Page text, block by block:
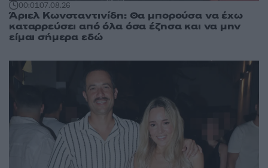
00:0107.08.26
Άριελ Κωνσταντινίδη: Θα μπορούσα να έχω
καταρρεύσει από όλα όσα έζησα και να μην
είμαι σήμερα εδώ